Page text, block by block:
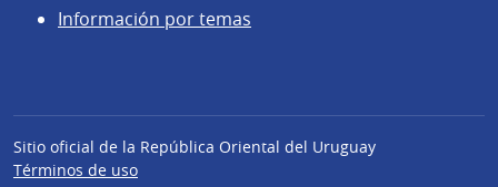
Información por temas
Sitio oficial de la República Oriental del Uruguay
Términos de uso